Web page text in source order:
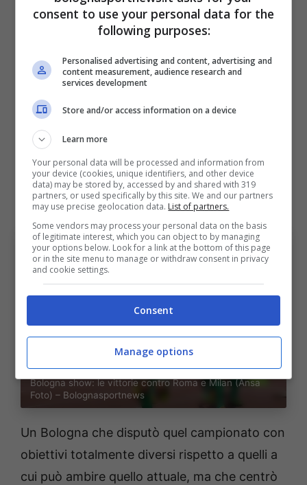
giallorosso firmato da Lamela e Florenzi nel
corso del primo tempo.
Una domenica di metà settembre che
rappresentò il primo vero passo della
rinascita del Gilardino che fu e l’inizio di un
percorso verso un
con la gestione di Cesare Prandelli
, che
decise di portarlo allaConfederations Cup
chiusa con il terzo posto finale.
Bologna show: le vittorie contro Roma e Milan (Ansa
Foto) – Bolognasportnews
Un Bologna che disputò quel campionato con
obiettivi totalmente diversi rispetto a quelli a
cui può ambire quello attuale, ma che centrò
consent to use your personal data for the
following purposes:
Personalised advertising and content, advertising and
content measurement, audience research and
services development
Store and/or access information on a device
Learn more
Your personal data will be processed and information from
your device (cookies, unique identifiers, and other device
data) may be stored by, accessed by and shared with 319
partners, or used specifically by this site. We and our partners
may use precise geolocation data. List of partners.
Some vendors may process your personal data on the basis
of legitimate interest, which you can object to by managing
your options below. Look for a link at the bottom of this page
or in the site menu to manage or withdraw consent in privacy
and cookie settings.
Consent
Manage options